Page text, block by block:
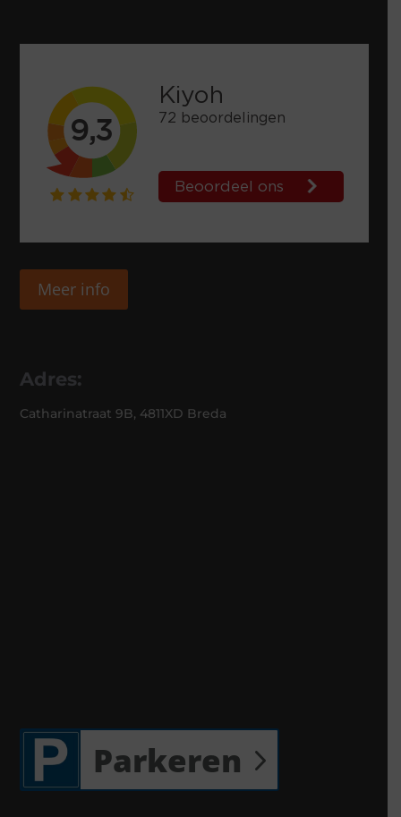
Meer info
Adres:
Catharinatraat 9B, 4811XD Breda
Parkeren